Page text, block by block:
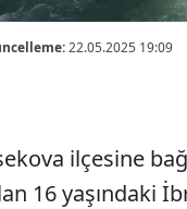
22.05.2025 19:09
ilçesine
16 yaşındaki